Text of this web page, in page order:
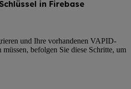
in Firebase
und Ihre vorhandenen VAPID-
befolgen Sie diese Schritte, um